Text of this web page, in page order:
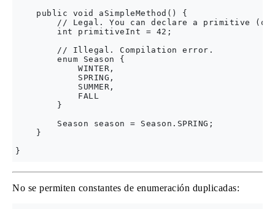
    public void aSimpleMethod() {
// Legal. You can declare a primitive
        int primitiveInt = 42;
        // Illegal. Compilation error.
        enum Season {
            WINTER,
            SPRING,
            SUMMER,
            FALL
        }
        Season season = Season.SPRING;
    }
No se permiten constantes de enumeración duplicadas: